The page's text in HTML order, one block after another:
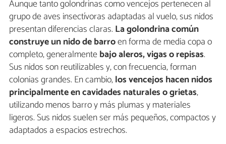
Aunque tanto golondrinas como vencejos pertenecen al
grupo de aves insectívoras adaptadas al vuelo, sus nidos
presentan diferencias claras. La golondrina común
construye un nido de barroen forma de media copa o
completo, generalmentebajo aleros, vigas o repisas.
Sus nidos son reutilizables y, con frecuencia, forman
colonias grandes. En cambio,los vencejos hacen nidos
principalmente en cavidades naturales o grietas,
utilizando menos barro y más plumas y materiales
ligeros. Sus nidos suelen ser más pequeños, compactos y
adaptados a espacios estrechos.